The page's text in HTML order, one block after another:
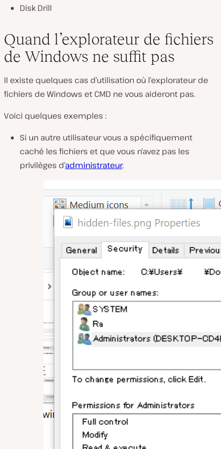
Disk Drill
Quand l’explorateur de fichiers
de Windows ne suffit pas
Il existe quelques cas d’utilisation où l’explorateur de
fichiers de Windows et CMD ne vous aideront pas.
Voici quelques exemples :
Si un autre utilisateur vous a spécifiquement
caché les fichiers et que vous n’avez pas les
privilèges d’administrateur.